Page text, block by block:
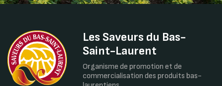
Les Saveurs du Bas-
Saint-Laurent
Organisme de promotion et de
commercialisation des produits bas-